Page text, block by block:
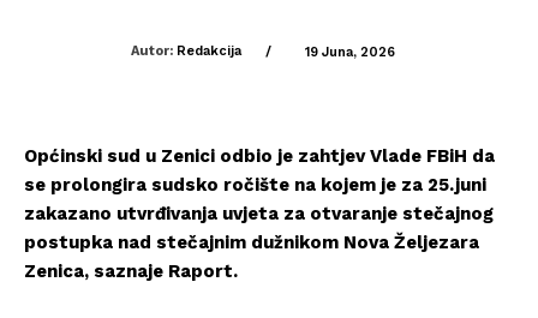
Autor: Redakcija / 19 Juna, 2026
Općinski sud u Zenici odbio je zahtjev Vlade FBiH da
se prolongira sudsko ročište na kojem je za 25.juni
zakazano utvrđivanja uvjeta za otvaranje stečajnog
postupka nad stečajnim dužnikom Nova Željezara
Zenica, saznaje Raport.